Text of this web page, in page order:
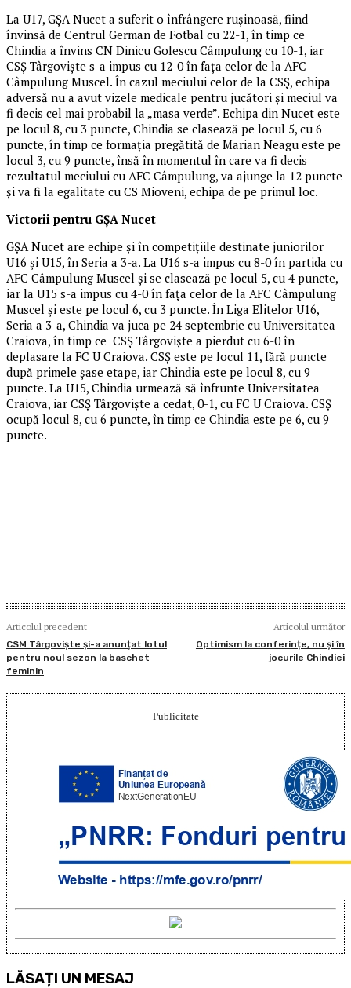
La U17, GȘA Nucet a suferit o înfrângere rușinoasă, fiind
învinsă de Centrul German de Fotbal cu 22-1, în timp ce
Chindia a învins CN Dinicu Golescu Câmpulung cu 10-1, iar
CSȘ Târgoviște s-a impus cu 12-0 în fața celor de la AFC
Câmpulung Muscel. În cazul meciului celor de la CSȘ, echipa
adversă nu a avut vizele medicale pentru jucători și meciul va
fi decis cel mai probabil la „masa verde”. Echipa din Nucet este
pe locul 8, cu 3 puncte, Chindia se clasează pe locul 5, cu 6
puncte, în timp ce formația pregătită de Marian Neagu este pe
locul 3, cu 9 puncte, însă în momentul în care va fi decis
rezultatul meciului cu AFC Câmpulung, va ajunge la 12 puncte
și va fi la egalitate cu CS Mioveni, echipa de pe primul loc.
Victorii pentru GȘA Nucet
GȘA Nucet are echipe și în competițiile destinate juniorilor
U16 și U15, în Seria a 3-a. La U16 s-a impus cu 8-0 în partida cu
AFC Câmpulung Muscel și se clasează pe locul 5, cu 4 puncte,
iar la U15 s-a impus cu 4-0 în fața celor de la AFC Câmpulung
Muscel și este pe locul 6, cu 3 puncte. În Liga Elitelor U16,
Seria a 3-a, Chindia va juca pe 24 septembrie cu Universitatea
Craiova, în timp ce CSȘ Târgoviște a pierdut cu 6-0 în
deplasare la FC U Craiova. CSȘ este pe locul 11, fără puncte
după primele șase etape, iar Chindia este pe locul 8, cu 9
puncte. La U15, Chindia urmează să înfrunte Universitatea
Craiova, iar CSȘ Târgoviște a cedat, 0-1, cu FC U Craiova. CSȘ
ocupă locul 8, cu 6 puncte, în timp ce Chindia este pe 6, cu 9
puncte.
Articolul precedent
CSM Târgoviște și-a anunțat lotul
pentru noul sezon la baschet
feminin
Articolul următor
Optimism la conferințe, nu și în
jocurile Chindiei
Publicitate
LĂSAȚI UN MESAJ